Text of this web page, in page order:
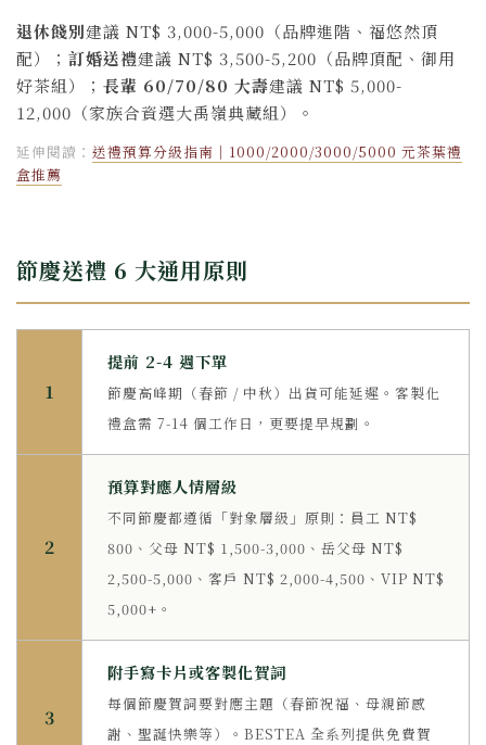
退休餞別建議 NT$ 3,000-5,000（品牌進階、福悠然頂
配）； 訂婚送禮建議 NT$ 3,500-5,200（品牌頂配、御用
好茶組）； 長輩 60/70/80 大壽建議 NT$ 5,000-
12,000（家族合資選大禹嶺典藏組）。
延伸閱讀： 送禮預算分級指南｜1000/2000/3000/5000 元茶葉禮
盒推薦
節慶送禮 6 大通用原則
1
提前 2-4 週下單
節慶高峰期（春節 / 中秋）出貨可能延遲。客製化
禮盒需 7-14 個工作日，更要提早規劃。
2
預算對應人情層級
不同節慶都遵循「對象層級」原則：員工 NT$
800、父母 NT$ 1,500-3,000、岳父母 NT$
2,500-5,000、客戶 NT$ 2,000-4,500、VIP NT$
5,000+。
3
附手寫卡片或客製化賀詞
每個節慶賀詞要對應主題（春節祝福、母親節感
謝、聖誕快樂等）。BESTEA 全系列提供免費賀